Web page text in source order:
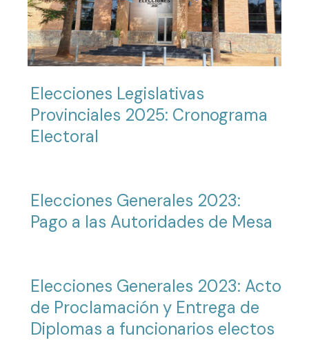
Elecciones Legislativas
Provinciales 2025: Cronograma
Electoral
Elecciones Generales 2023:
Pago a las Autoridades de Mesa
Elecciones Generales 2023: Acto
de Proclamación y Entrega de
Diplomas a funcionarios electos